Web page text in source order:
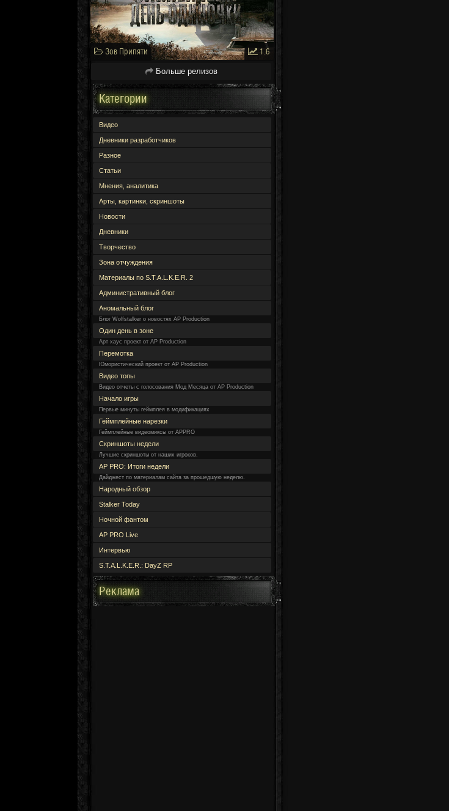
Зов Припяти 1.6
Больше релизов
Категории
Видео
Дневники разработчиков
Разное
Статьи
Мнения, аналитика
Арты, картинки, скриншоты
Новости
Дневники
Творчество
Зона отчуждения
Материалы по S.T.A.L.K.E.R. 2
Административный блог
Аномальный блог
Блог Wolfstalker о новостях AP Production
Один день в зоне
Арт хаус проект от AP Production
Перемотка
Юмористический проект от AP Production
Видео топы
Видео отчеты с голосования Мод Месяца от AP Production
Начало игры
Первые минуты геймплея в модификациях
Геймплейные нарезки
Геймплейные видеомиксы от APPRO
Скриншоты недели
Лучшие скриншоты от наших игроков.
AP PRO: Итоги недели
Дайджест по материалам сайта за прошедшую неделю.
Народный обзор
Stalker Today
Ночной фантом
AP PRO Live
Интервью
S.T.A.L.K.E.R.: DayZ RP
Реклама